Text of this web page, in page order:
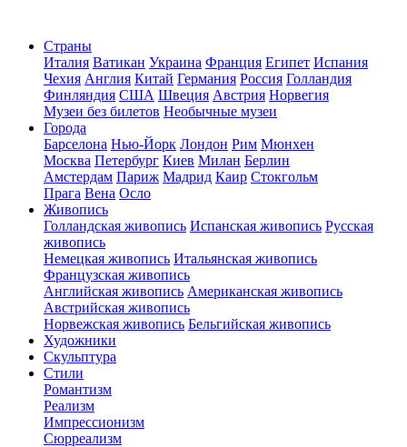
Страны
Италия Ватикан Украина Франция Египет Испания
Чехия Англия Китай Германия Россия Голландия
Финляндия США Швеция Австрия Норвегия
Музеи без билетов Необычные музеи
Города
Барселона Нью-Йорк Лондон Рим Мюнхен
Москва Петербург Киев Милан Берлин
Амстердам Париж Мадрид Каир Стокгольм
Прага Вена Осло
Живопись
Голландская живопись Испанская живопись Русская
живопись
Немецкая живопись Итальянская живопись
Французская живопись
Английская живопись Американская живопись
Австрийская живопись
Норвежская живопись Бельгийская живопись
Художники
Скульптура
Стили
Романтизм
Реализм
Импрессионизм
Сюрреализм